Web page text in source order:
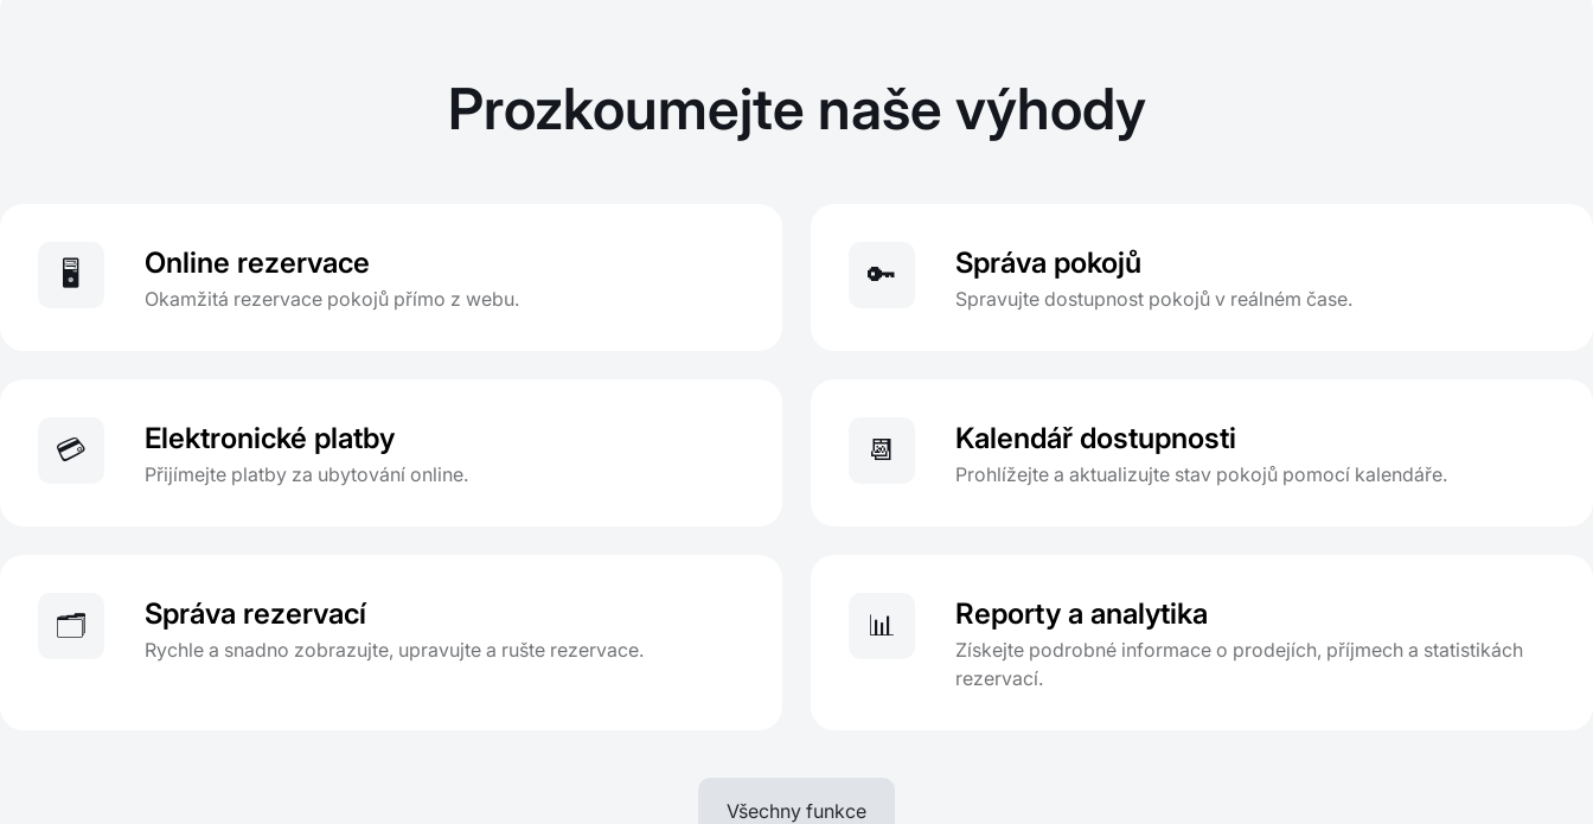
Prozkoumejte naše výhody
🖥️ Online rezervace
Okamžitá rezervace pokojů přímo z webu.
🔑 Správa pokojů
Spravujte dostupnost pokojů v reálném čase.
💳 Elektronické platby
Přijímejte platby za ubytování online.
📆 Kalendář dostupnosti
Prohlížejte a aktualizujte stav pokojů pomocí kalendáře.
🗂️ Správa rezervací
Rychle a snadno zobrazujte, upravujte a rušte rezervace.
📊 Reporty a analytika
Získejte podrobné informace o prodejích, příjmech a statistikách
rezervací.
Všechny funkce